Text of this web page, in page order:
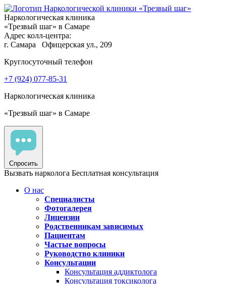
Наркологическая клиника
«Трезвый шаг» в Самаре
Адрес колл-центра:
г. Самара
Офицерская ул., 209
Круглосуточный телефон
+7 (924) 077-85-31
Наркологическая клиника
«Трезвый шаг» в Самаре
Спросить
Вызвать нарколога Бесплатная консультация
О нас
Специалисты
Фотогалерея
Лицензии
Родственникам зависимых
Пациентам
Частые вопросы
Руководство клиники
Консультации
Консультация аддиктолога
Консультация токсиколога